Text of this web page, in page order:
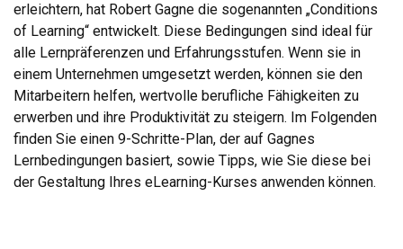
erleichtern, hat Robert Gagne die sogenannten „Conditions
of Learning“ entwickelt. Diese Bedingungen sind ideal für
alle Lernpräferenzen und Erfahrungsstufen. Wenn sie in
einem Unternehmen umgesetzt werden, können sie den
Mitarbeitern helfen, wertvolle berufliche Fähigkeiten zu
erwerben und ihre Produktivität zu steigern. Im Folgenden
finden Sie einen 9-Schritte-Plan, der auf Gagnes
Lernbedingungen basiert, sowie Tipps, wie Sie diese bei
der Gestaltung Ihres eLearning-Kurses anwenden können.